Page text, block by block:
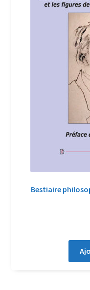
Newsletter
Politique de
Qui sommes-nous ?
Soutien à Philippe
Suivi de la Commande
Bestiaire